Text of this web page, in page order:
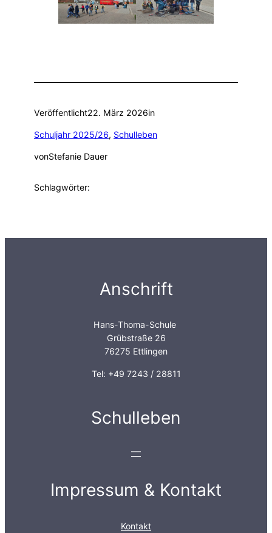
Veröffentlicht22. März 2026in
Schuljahr 2025/26, Schulleben
vonStefanie Dauer
Schlagwörter:
Anschrift
Hans-Thoma-Schule
Grübstraße 26
76275 Ettlingen
Tel: +49 7243 / 28811
Schulleben
Impressum & Kontakt
Kontakt